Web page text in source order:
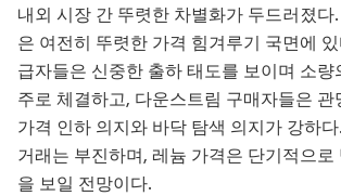
내외 시장 간 뚜렷한 차별화가 두드러졌다
은 여전히 뚜렷한 가격 힘겨루기 국면에
급자들은 신중한 출하 태도를 보이며 소량
주로 체결하고, 다운스트림 구매자들은 관
가격 인하 의지와 바닥 탐색 의지가 강하
거래는 부진하며, 레늄 가격은 단기적으로
을 보일 전망이다.